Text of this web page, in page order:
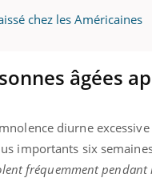
chez les Américaines
âgées
diurne
importants six
fréquemment